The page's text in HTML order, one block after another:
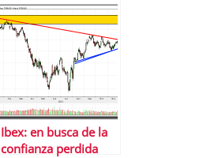
directriz alcista
Ibex: en busca de la
confianza perdida